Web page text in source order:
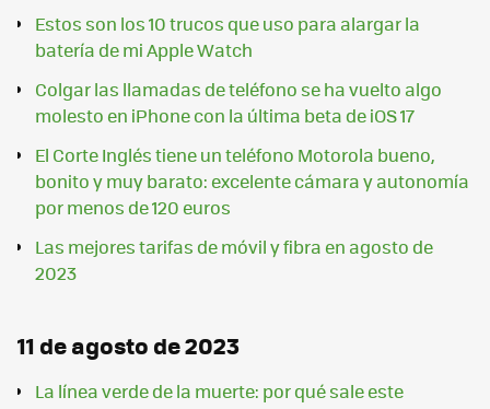
Estos son los 10 trucos que uso para alargar la
batería de mi Apple Watch
Colgar las llamadas de teléfono se ha vuelto algo
molesto en iPhone con la última beta de iOS 17
El Corte Inglés tiene un teléfono Motorola bueno,
bonito y muy barato: excelente cámara y autonomía
por menos de 120 euros
Las mejores tarifas de móvil y fibra en agosto de
2023
11 de agosto de 2023
La línea verde de la muerte: por qué sale este